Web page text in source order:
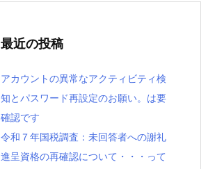
最近の投稿
アカウントの異常なアクティビティ検
知とパスワード再設定のお願い。は要
確認です
令和７年国税調査：未回答者への謝礼
進呈資格の再確認について・・・って